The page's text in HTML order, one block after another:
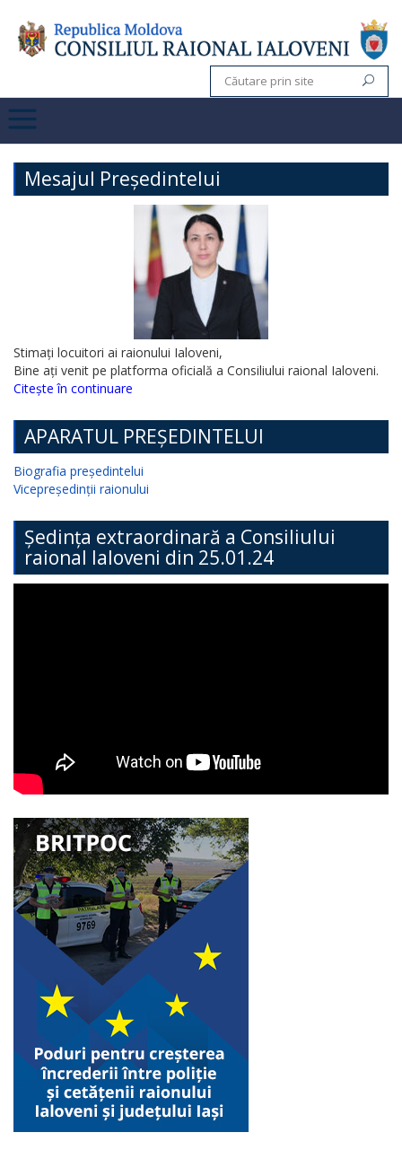
Mesajul Președintelui
Stimați locuitori ai raionului Ialoveni,
Bine ați venit pe platforma oficială a Consiliului raional Ialoveni.
Citește în continuare
APARATUL PREȘEDINTELUI
Biografia președintelui
Vicepreședinții raionului
Ședința extraordinară a Consiliului
raional Ialoveni din 25.01.24